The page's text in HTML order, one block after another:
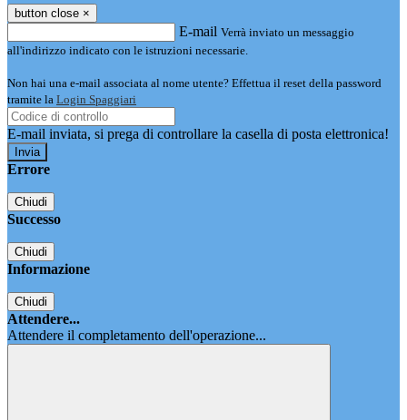
button close ×
E-mail Verrà inviato un messaggio
all'indirizzo indicato con le istruzioni necessarie.
Non hai una e-mail associata al nome utente? Effettua il reset della password
tramite la Login Spaggiari
E-mail inviata, si prega di controllare la casella di posta elettronica!
Errore
Chiudi
Successo
Chiudi
Informazione
Chiudi
Attendere...
Attendere il completamento dell'operazione...